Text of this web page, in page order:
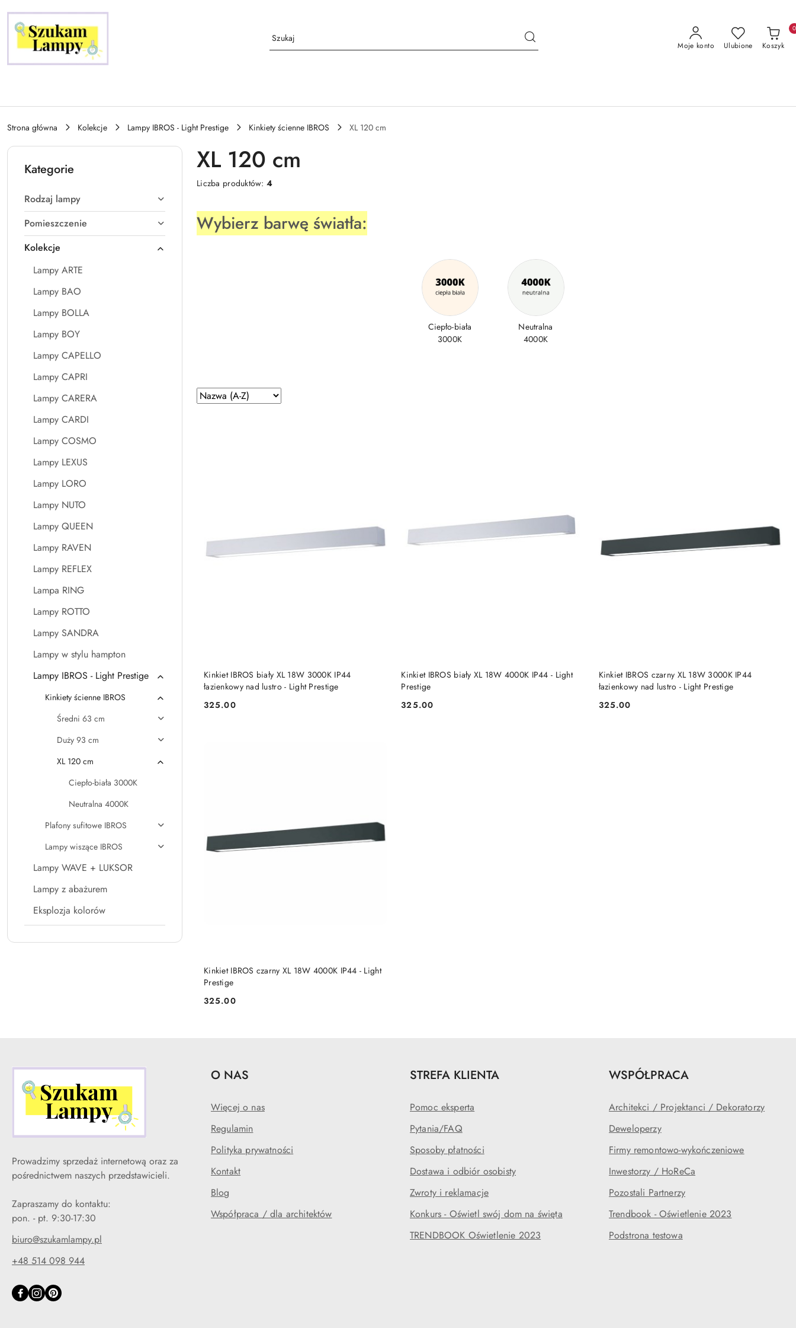
Przejdź do treści głównej
Przejdź do wyszukiwarki
Przejdź do moje konto
Przejdź do menu głównego
Przejdź do stopki
Moje konto Ulubione Koszyk
0
Strona główna Kolekcje Lampy IBROS - Light Prestige Kinkiety ścienne IBROS XL 120 cm
Kategorie
Rodzaj lampy
Pomieszczenie
Kolekcje
Lampy ARTE
Lampy BAO
Lampy BOLLA
Lampy BOY
Lampy CAPELLO
Lampy CAPRI
Lampy CARERA
Lampy CARDI
Lampy COSMO
Lampy LEXUS
Lampy LORO
Lampy NUTO
Lampy QUEEN
Lampy RAVEN
Lampy REFLEX
Lampa RING
Lampy ROTTO
Lampy SANDRA
Lampy w stylu hampton
Lampy IBROS - Light Prestige
Kinkiety ścienne IBROS
Średni 63 cm
Duży 93 cm
XL 120 cm
Ciepło-biała 3000K
Neutralna 4000K
Plafony sufitowe IBROS
Lampy wiszące IBROS
Lampy WAVE + LUKSOR
Lampy z abażurem
Eksplozja kolorów
XL 120 cm
Liczba produktów:4
Wybierz barwę światła:
Ciepło-biała
3000K
Neutralna
4000K
Zastosowano
sortowanie:
Sortuj
według
Kinkiet IBROS biały XL 18W 3000K IP44
łazienkowy nad lustro - Light Prestige
Cena:
325.00
CZASOWO NIEDOSTĘPNY
Kinkiet IBROS biały XL 18W 4000K IP44 - Light
Prestige
Cena:
325.00
CZASOWO NIEDOSTĘPNY
Kinkiet IBROS czarny XL 18W 3000K IP44
łazienkowy nad lustro - Light Prestige
Cena:
325.00
CZASOWO NIEDOSTĘPNY
Kinkiet IBROS czarny XL 18W 4000K IP44 - Light
Prestige
Cena:
325.00
CZASOWO NIEDOSTĘPNY
Prowadzimy sprzedaż internetową oraz za
pośrednictwem naszych przedstawicieli.
Zapraszamy do kontaktu:
pon. - pt. 9:30-17:30
biuro@szukamlampy.pl
+48 514 098 944
O NAS
Więcej o nas
Regulamin
Polityka prywatności
Kontakt
Blog
Współpraca / dla architektów
STREFA KLIENTA
Pomoc eksperta
Pytania/FAQ
Sposoby płatności
Dostawa i odbiór osobisty
Zwroty i reklamacje
Konkurs - Oświetl swój dom na święta
TRENDBOOK Oświetlenie 2023
WSPÓŁPRACA
Architekci / Projektanci / Dekoratorzy
Deweloperzy
Firmy remontowo-wykończeniowe
Inwestorzy / HoReCa
Pozostali Partnerzy
Trendbook - Oświetlenie 2023
Podstrona testowa